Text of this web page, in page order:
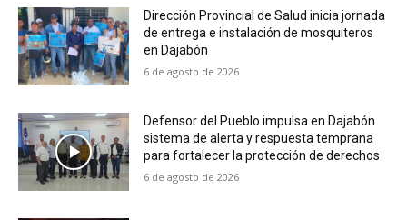
Dirección Provincial de Salud inicia jornada
de entrega e instalación de mosquiteros
en Dajabón
6 de agosto de 2026
Defensor del Pueblo impulsa en Dajabón
sistema de alerta y respuesta temprana
para fortalecer la protección de derechos
6 de agosto de 2026